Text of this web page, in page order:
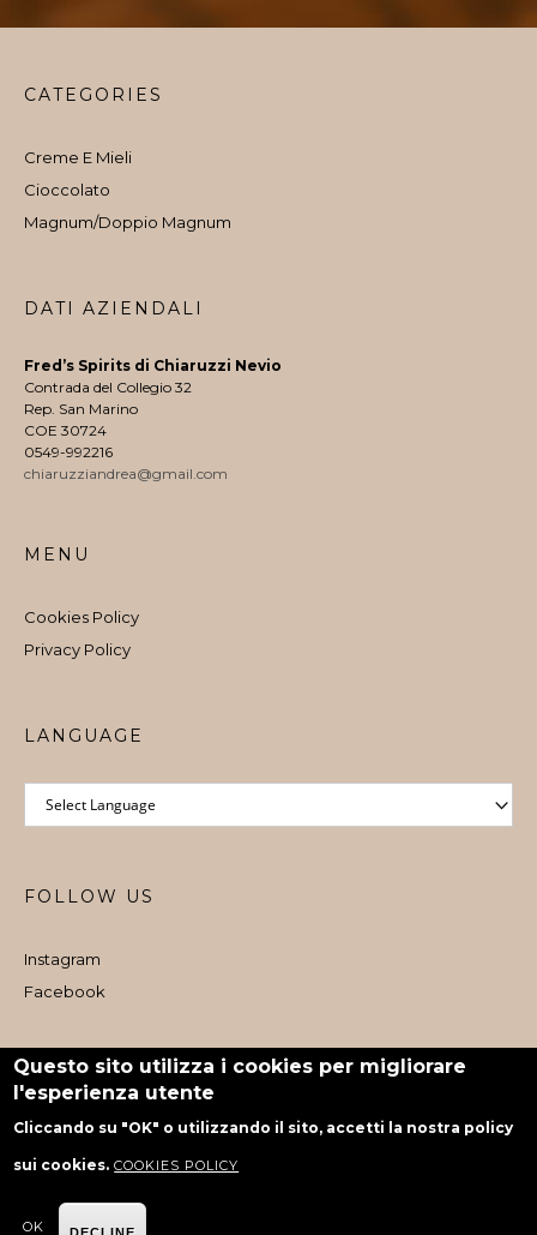
DATI AZIENDALI
Fred’s Spirits di Chiaruzzi Nevio
Contrada del Collegio 32
Rep. San Marino
COE 30724
0549-992216
chiaruzziandrea@gmail.com
CATEGORIES
Creme E Mieli
Cioccolato
Magnum/Doppio Magnum
FOLLOW US
Instagram
Facebook
LANGUAGE
MENU
Cookies Policy
Privacy Policy
Iscritto al Registro e-commerce al dettaglio nr. 1073 dal 06/08/2024
powered by Rubiko
Questo sito utilizza i cookies per migliorare
l'esperienza utente
Cliccando su "OK" o utilizzando il sito, accetti la nostra policy
sui cookies. COOKIES POLICY
OK